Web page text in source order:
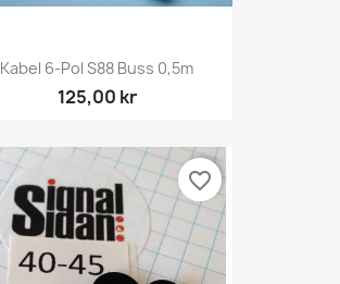
Kabel 6-Pol S88 Buss 0,5m
125,00 kr
favorite_border